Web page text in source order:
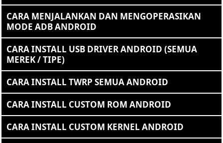
CARA MENJALANKAN DAN MENGOPERASIKAN
MODE ADB ANDROID
CARA INSTALL USB DRIVER ANDROID (SEMUA
MEREK / TIPE)
CARA INSTALL TWRP SEMUA ANDROID
CARA INSTALL CUSTOM ROM ANDROID
CARA INSTALL CUSTOM KERNEL ANDROID